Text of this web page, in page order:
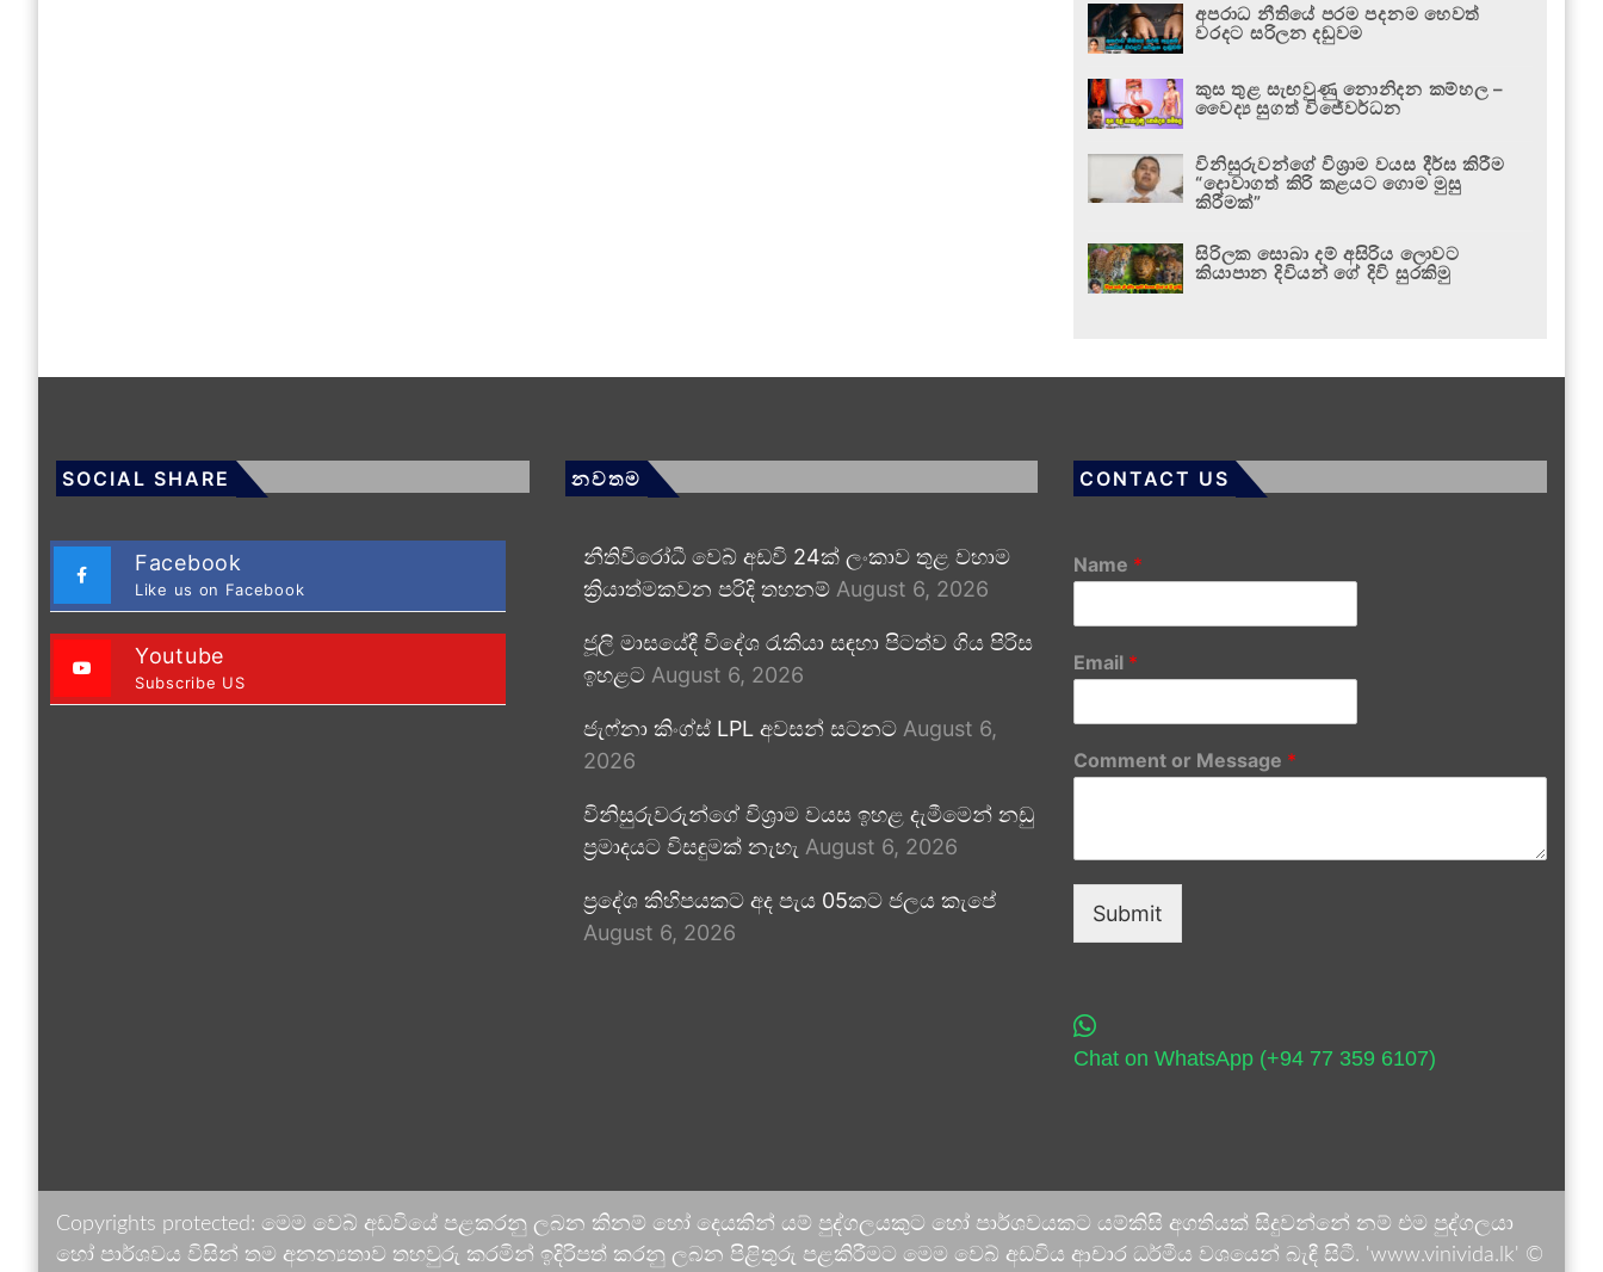
අපරාධ නීතියේ පරම පදනම හෙවත්
වරදට සරිලන දඬුවම
කුස තුළ සැඟවුණු නොනිදන කම්හල –
වෛද්‍ය සුගත් විජේවර්ධන
විනිසුරුවන්ගේ විශ්‍රාම වයස දීර්ඝ කිරීම
“දොවාගත් කිරි කළයට ගොම මුසු
කිරීමක්”
සිරිලක සොබා දම් අසිරිය ලොවට
කියාපාන දිවියන් ගේ දිවි සුරකිමු
SOCIAL SHARE
Facebook
Like us on Facebook
Youtube
Subscribe US
නවතම
නීතිවිරෝධී වෙබ් අඩවි 24ක් ලංකාව තුළ වහාම
ක්‍රියාත්මකවන පරිදි තහනම් August 6, 2026
ජූලි මාසයේදී විදේශ රැකියා සඳහා පිටත්ව ගිය පිරිස
ඉහළට August 6, 2026
ජැෆ්නා කිංග්ස් LPL අවසන් සටනට August 6,
2026
විනිසුරුවරුන්ගේ විශ්‍රාම වයස ඉහළ දැමීමෙන් නඩු
ප්‍රමාදයට විසඳුමක් නැහැ August 6, 2026
ප්‍රදේශ කිහිපයකට අද පැය 05කට ජලය කැපේ
August 6, 2026
CONTACT US
Name *
Email *
Comment or Message *
Submit
Chat on WhatsApp (+94 77 359 6107)
Copyrights protected: මෙම වෙබ් අඩවියේ පළකරනු ලබන කිනම් හෝ දෙයකින් යම් පුද්ගලයකුට හෝ පාර්ශවයකට යම්කිසි අගතියක් සිදුවන්නේ නම් එම පුද්ගලයා
හෝ පාර්ශවය විසින් තම අනන්‍යතාව තහවුරු කරමින් ඉදිරිපත් කරනු ලබන පිළිතුරු පළකිරීමට මෙම වෙබ් අඩවිය ආචාර ධර්මීය වශයෙන් බැඳී සිටී. 'www.vinivida.lk' ©